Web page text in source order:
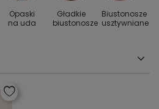
Opaski
na uda
Gładkie
biustonosze
Biustonosze
usztywniane